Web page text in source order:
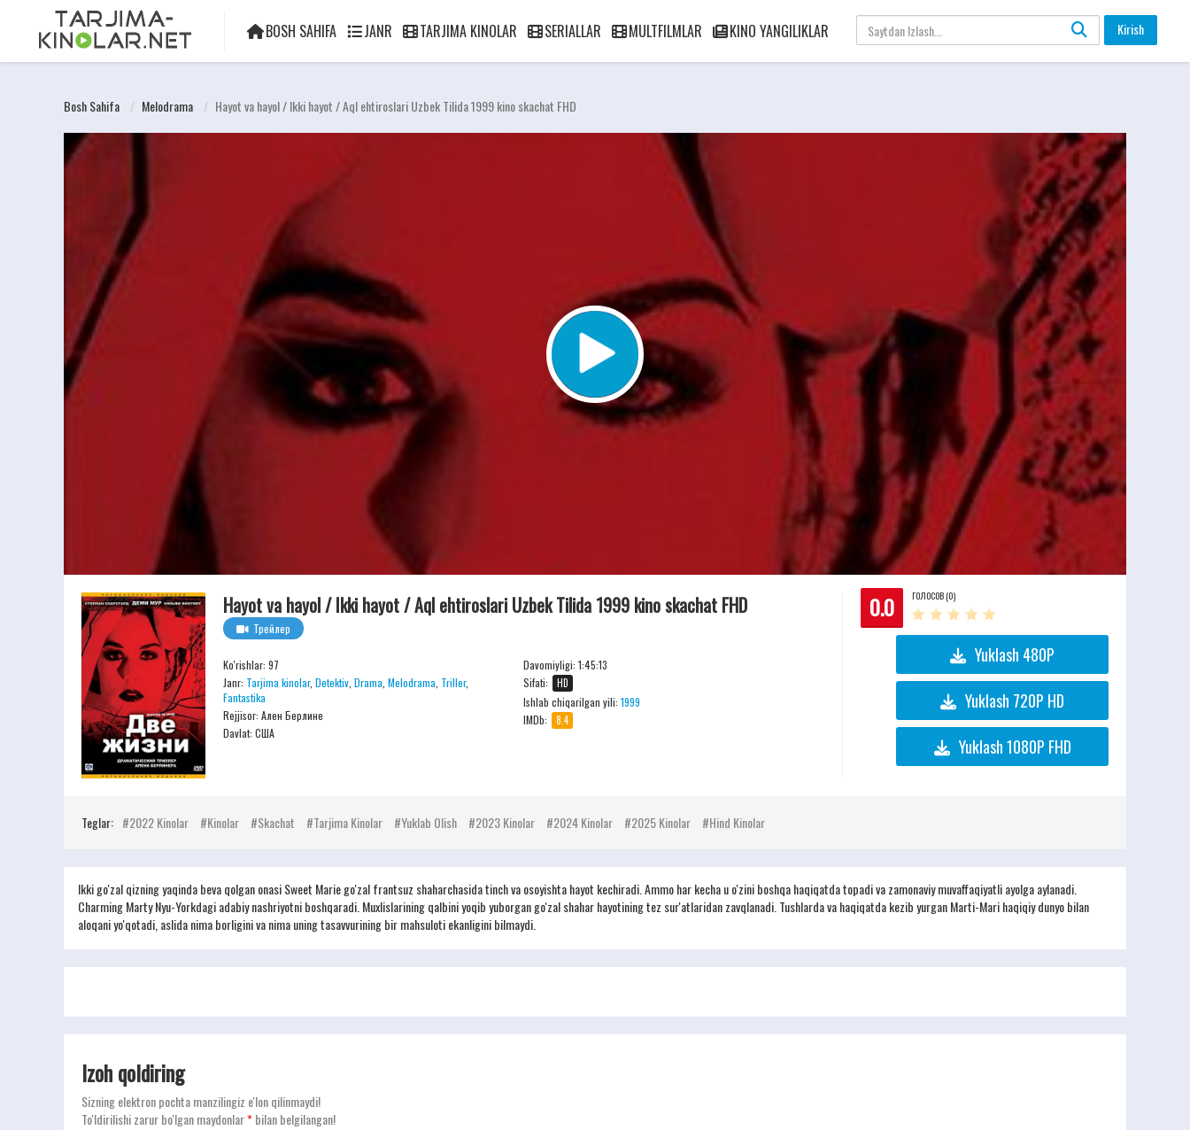
BOSH SAHIFA JANR TARJIMA KINOLAR SERIALLAR MULTFILMLAR KINO YANGILIKLAR Kirish
Bosh Sahifa Melodrama Hayot va hayol / Ikki hayot / Aql ehtiroslari Uzbek Tilida 1999 kino skachat FHD
0.0 ГОЛОСОВ (0)
Yuklash 480P
Yuklash 720P HD
Yuklash 1080P FHD
Hayot va hayol / Ikki hayot / Aql ehtiroslari Uzbek Tilida 1999 kino skachat FHD
Трейлер
Ko'rishlar: 97
Janr: Tarjima kinolar, Detektiv Drama Melodrama Triller,
Fantastika
Rejjisor: Ален Берлине
Davlat: США
Davomiyligi:1:45:13
Sifati:
HD
Ishlab chiqarilgan yili:1999
IMDb:
8.4
Teglar: 2022 Kinolar Kinolar Skachat Tarjima Kinolar Yuklab Olish 2023 Kinolar 2024 Kinolar 2025 Kinolar Hind Kinolar
Ikki go'zal qizning yaqinda beva qolgan onasi Sweet Marie go'zal frantsuz shaharchasida tinch va osoyishta hayot kechiradi. Ammo har kecha u o'zini boshqa haqiqatda topadi va zamonaviy muvaffaqiyatli ayolga aylanadi.
Charming Marty Nyu-Yorkdagi adabiy nashriyotni boshqaradi. Muxlislarining qalbini yoqib yuborgan go'zal shahar hayotining tez sur'atlaridan zavqlanadi. Tushlarda va haqiqatda kezib yurgan Marti-Mari haqiqiy dunyo bilan
aloqani yo'qotadi, aslida nima borligini va nima uning tasavvurining bir mahsuloti ekanligini bilmaydi.
Izoh qoldiring
Sizning elektron pochta manzilingiz e'lon qilinmaydi!
To'ldirilishi zarur bo'lgan maydonlar*bilan belgilangan!